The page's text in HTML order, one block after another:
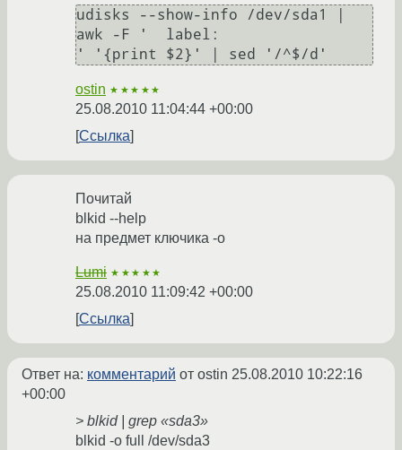
udisks --show-info /dev/sda1 |
awk -F '  label:
' '{print $2}' | sed '/^$/d'
ostin ★★★★★
25.08.2010 11:04:44 +00:00
Ссылка
Почитай
blkid --help
на предмет ключика -o
Lumi ★★★★★
25.08.2010 11:09:42 +00:00
Ссылка
Ответ на: комментарий от ostin 25.08.2010 10:22:16
+00:00
> blkid | grep «sda3»
blkid -o full /dev/sda3